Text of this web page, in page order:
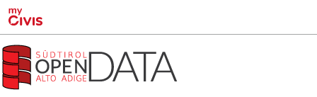
Skip to main content